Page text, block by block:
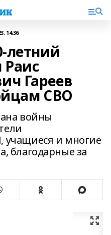
14:36
летний
Раис
Гареев
СВО
войны
и многие
благодарные за